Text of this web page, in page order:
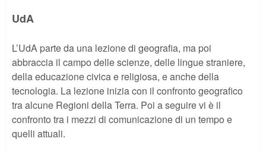
UdA
L’UdA parte da una lezione di geografia, ma poi
abbraccia il campo delle scienze, delle lingue straniere,
della educazione civica e religiosa, e anche della
tecnologia. La lezione inizia con il confronto geografico
tra alcune Regioni della Terra. Poi a seguire vi è il
confronto tra i mezzi di comunicazione di un tempo e
quelli attuali.